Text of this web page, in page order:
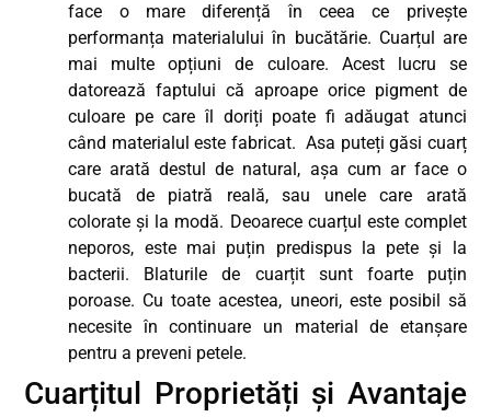
face o mare diferență în ceea ce privește
performanța materialului în bucătărie. Cuarțul are
mai multe opțiuni de culoare. Acest lucru se
datorează faptului că aproape orice pigment de
culoare pe care îl doriți poate fi adăugat atunci
când materialul este fabricat. Asa puteți găsi cuarț
care arată destul de natural, așa cum ar face o
bucată de piatră reală, sau unele care arată
colorate și la modă. Deoarece cuarțul este complet
neporos, este mai puțin predispus la pete și la
bacterii. Blaturile de cuarțit sunt foarte puțin
poroase. Cu toate acestea, uneori, este posibil să
necesite în continuare un material de etanșare
pentru a preveni petele.
Cuarțitul Proprietăți și Avantaje